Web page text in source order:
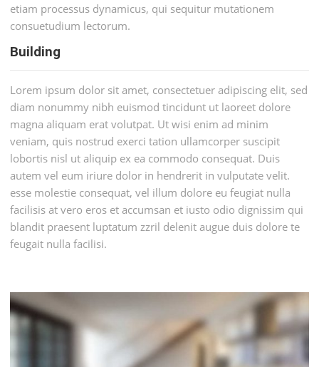
etiam processus dynamicus, qui sequitur mutationem
consuetudium lectorum.
Building
Lorem ipsum dolor sit amet, consectetuer adipiscing elit, sed
diam nonummy nibh euismod tincidunt ut laoreet dolore
magna aliquam erat volutpat. Ut wisi enim ad minim
veniam, quis nostrud exerci tation ullamcorper suscipit
lobortis nisl ut aliquip ex ea commodo consequat. Duis
autem vel eum iriure dolor in hendrerit in vulputate velit.
esse molestie consequat, vel illum dolore eu feugiat nulla
facilisis at vero eros et accumsan et iusto odio dignissim qui
blandit praesent luptatum zzril delenit augue duis dolore te
feugait nulla facilisi.